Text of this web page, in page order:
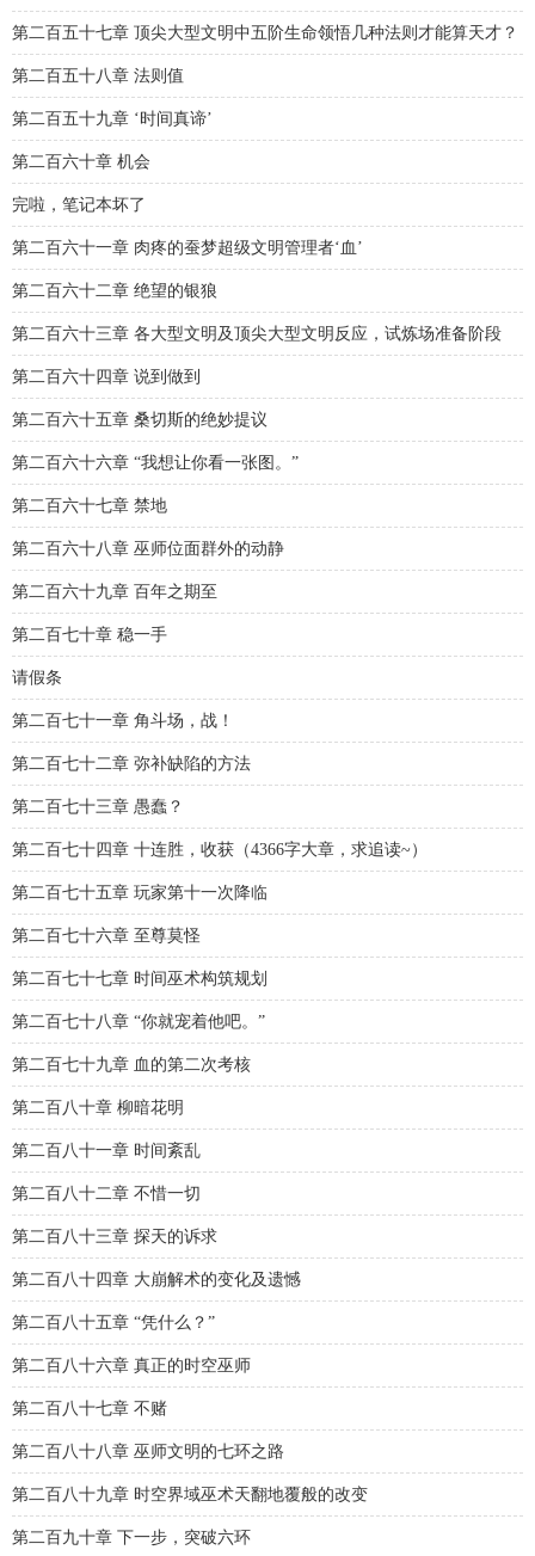
第二百五十七章 顶尖大型文明中五阶生命领悟几种法则才能算天才？
第二百五十八章 法则值
第二百五十九章 ‘时间真谛’
第二百六十章 机会
完啦，笔记本坏了
第二百六十一章 肉疼的蚕梦超级文明管理者‘血’
第二百六十二章 绝望的银狼
第二百六十三章 各大型文明及顶尖大型文明反应，试炼场准备阶段
第二百六十四章 说到做到
第二百六十五章 桑切斯的绝妙提议
第二百六十六章 “我想让你看一张图。”
第二百六十七章 禁地
第二百六十八章 巫师位面群外的动静
第二百六十九章 百年之期至
第二百七十章 稳一手
请假条
第二百七十一章 角斗场，战！
第二百七十二章 弥补缺陷的方法
第二百七十三章 愚蠢？
第二百七十四章 十连胜，收获（4366字大章，求追读~）
第二百七十五章 玩家第十一次降临
第二百七十六章 至尊莫怪
第二百七十七章 时间巫术构筑规划
第二百七十八章 “你就宠着他吧。”
第二百七十九章 血的第二次考核
第二百八十章 柳暗花明
第二百八十一章 时间紊乱
第二百八十二章 不惜一切
第二百八十三章 探天的诉求
第二百八十四章 大崩解术的变化及遗憾
第二百八十五章 “凭什么？”
第二百八十六章 真正的时空巫师
第二百八十七章 不赌
第二百八十八章 巫师文明的七环之路
第二百八十九章 时空界域巫术天翻地覆般的改变
第二百九十章 下一步，突破六环